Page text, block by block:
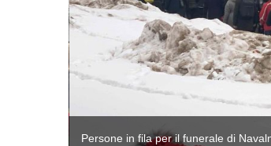
Persone in fila per il funerale di